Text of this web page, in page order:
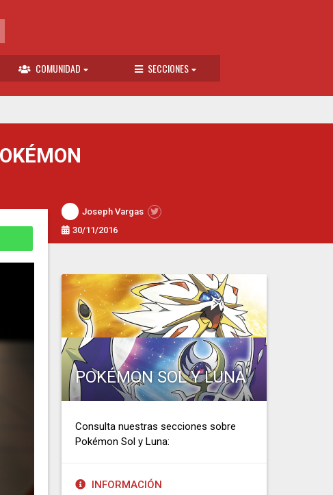
COMUNIDAD SECCIONES
Joseph Vargas
30/11/2016
POKÉMON SOL Y LUNA
Consulta nuestras secciones sobre
Pokémon Sol y Luna:
INFORMACIÓN